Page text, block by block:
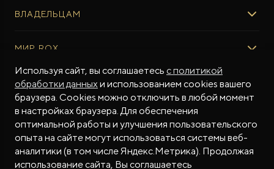
Совершенно новый флагманский внедорожник
от 9 300 000 ₽*
Авто в наличии
Тест-драйв
Специальные предложения
ФИНАНСЫ И УСЛУГИ
Финансовые программы
Рассчитать кредит
Трейд-ин
Калькулятор трейд-ин
ВЛАДЕЛЬЦАМ
Регламент ТО
Программное обеспечение
ПОДДЕРЖКА
Гарантия производителя
Контракт гарантийной поддержки
Помощь на дорогах
МИР ROX
О БРЕНДЕ
Бренд ROX
Дизайн Pininfarina
СМИ о нас
Истории владельцев
МЫ В СОЦСЕТЯХ
Используя сайт, вы соглашаетесь с политикой
обработки данныхи использованием cookies вашего
браузера. Cookies можно отключить в любой момент
в настройках браузера. Для обеспечения
оптимальной работы и улучшения пользовательского
опыта на сайте могут использоваться системы веб-
аналитики (в том числе Яндекс.Метрика). Продолжая
использование сайта, Вы соглашаетесь